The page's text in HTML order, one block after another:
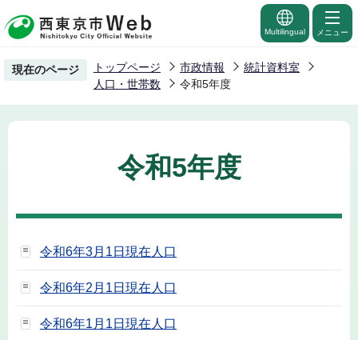
の
ー
Multilingual メニュー
現在のページ トップページ 市政情報
統計資料室
人口・世帯数
令和5年度
令和5年度
令和6年3月1日現在人口
令和6年2月1日現在人口
令和6年1月1日現在人口